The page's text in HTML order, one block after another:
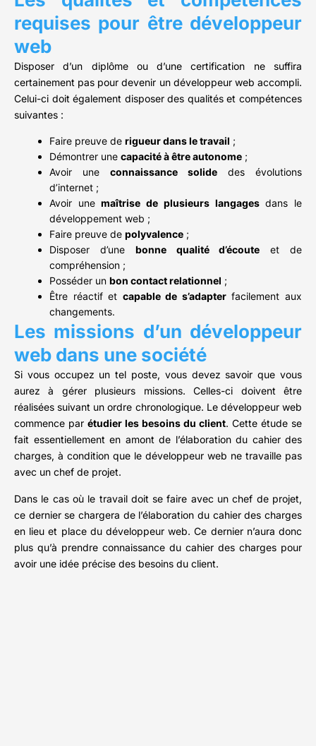
requises pour être développeur
web
Disposer d’un diplôme ou d’une certification ne suffira
certainement pas pour devenir un développeur web accompli.
Celui-ci doit également disposer des qualités et compétences
suivantes :
Faire preuve de rigueur dans le travail ;
Démontrer une capacité à être autonome ;
Avoir une connaissance solide des évolutions
d’internet ;
Avoir unemaîtrise de plusieurs langagesdans le
développement web ;
Faire preuve de polyvalence ;
Disposer d’une bonne qualité d’écoute et de
compréhension ;
Posséder un bon contact relationnel ;
Être réactif et capable de s’adapterfacilement aux
changements.
Les missions d’un développeur
web dans une société
Si vous occupez un tel poste, vous devez savoir que vous
aurez à gérer plusieurs missions. Celles-ci doivent être
réalisées suivant un ordre chronologique. Le développeur web
commence par étudier les besoins du client. Cette étude se
fait essentiellement en amont de l’élaboration du cahier des
charges, à condition que le développeur web ne travaille pas
avec un chef de projet.
Dans le cas où le travail doit se faire avec un chef de projet,
ce dernier se chargera de l’élaboration du cahier des charges
en lieu et place du développeur web. Ce dernier n’aura donc
plus qu’à prendre connaissance du cahier des charges pour
avoir une idée précise des besoins du client.